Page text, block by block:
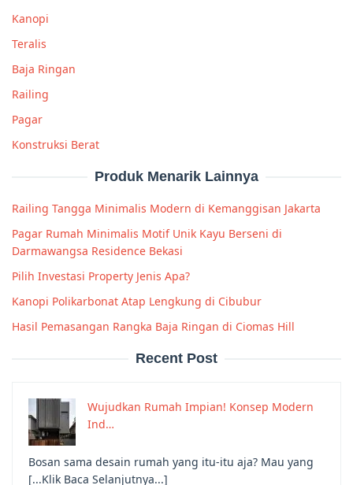
Kanopi
Teralis
Baja Ringan
Railing
Pagar
Konstruksi Berat
Produk Menarik Lainnya
Railing Tangga Minimalis Modern di Kemanggisan Jakarta
Pagar Rumah Minimalis Motif Unik Kayu Berseni di
Darmawangsa Residence Bekasi
Pilih Investasi Property Jenis Apa?
Kanopi Polikarbonat Atap Lengkung di Cibubur
Hasil Pemasangan Rangka Baja Ringan di Ciomas Hill
Recent Post
Wujudkan Rumah Impian! Konsep Modern
Ind…
Bosan sama desain rumah yang itu-itu aja? Mau yang
[...Klik Baca Selanjutnya...]